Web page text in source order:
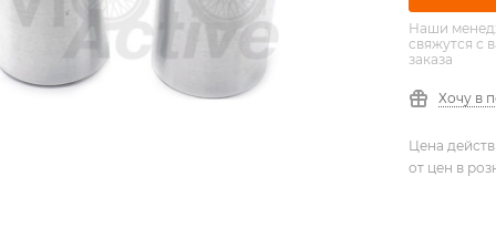
Наши
свяжутся с
заказа
Хочу в
Цена
от цен в